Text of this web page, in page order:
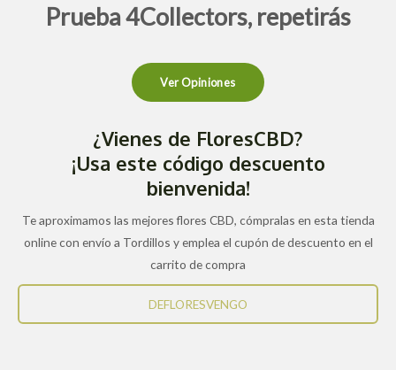
Prueba 4Collectors, repetirás
Ver Opiniones
¿Vienes de FloresCBD?
¡Usa este código descuento
bienvenida!
Te aproximamos las mejores flores CBD, cómpralas en esta tienda
online con envío a Tordillos y emplea el cupón de descuento en el
carrito de compra
DEFLORESVENGO